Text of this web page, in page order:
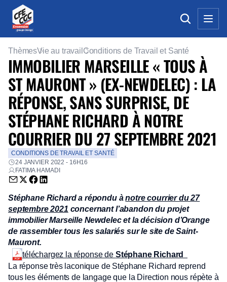
ThèmesVie au travail Conditions de Travail et Santé
IMMOBILIER MARSEILLE « TOUS À
ST MAURONT » (EX-NEWDELEC) : LA
RÉPONSE, SANS SURPRISE, DE
STÉPHANE RICHARD À NOTRE
COURRIER DU 27 SEPTEMBRE 2021
CONDITIONS DE TRAVAIL ET SANTÉ
24 JANVIER 2022 - 16H16
FATIMA HAMADI
Envoyer par email (nouvelle fenêtre)
Partager sur Twitter (nouvelle fenêtre)
Partager sur Facebook (nouvelle fenêtre)
Partager sur LinkedIn (nouvelle fenêtre)
Stéphane Richard a répondu ànotre courrier du 27
septembre 2021 concernant l’abandon du projet
immobilier Marseille Newdelec et la décision d’Orange
de rassembler tous les salariés sur le site de Saint-
Mauront.
téléchargez la réponse de Stéphane Richard
La réponse très laconique de Stéphane Richard reprend
tous les éléments de langage que la Direction nous répète à